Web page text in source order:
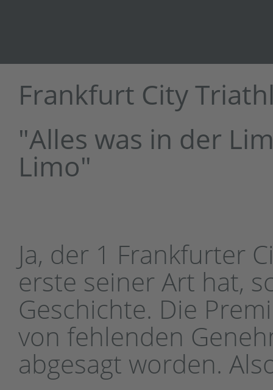
Frankfurt City
"Alles was in der
Limo"
Ja, der 1 Frankfurter
erste seiner Art hat,
Geschichte. Die
von fehlenden
abgesagt worden.